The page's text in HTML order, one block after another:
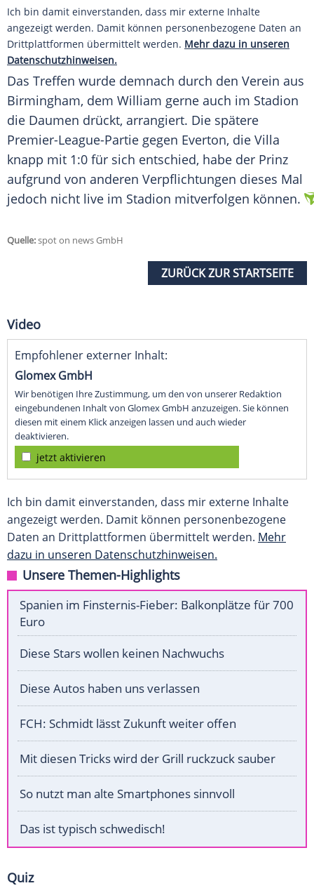
Ich bin damit einverstanden, dass mir externe Inhalte
angezeigt werden. Damit können personenbezogene Daten an
Drittplattformen übermittelt werden. Mehr dazu in unseren
Datenschutzhinweisen.
Das Treffen wurde demnach durch den Verein aus
Birmingham, dem William gerne auch im Stadion
die Daumen drückt, arrangiert. Die spätere
Premier-League-Partie gegen Everton, die Villa
knapp mit 1:0 für sich entschied, habe der Prinz
aufgrund von anderen Verpflichtungen dieses Mal
jedoch nicht live im Stadion mitverfolgen können.
Quelle:spot on news GmbH
ZURÜCK ZUR STARTSEITE
Video
Empfohlener externer Inhalt:
Glomex GmbH
Wir benötigen Ihre Zustimmung, um den von unserer Redaktion
eingebundenen Inhalt von Glomex GmbH anzuzeigen. Sie können
diesen mit einem Klick anzeigen lassen und auch wieder
deaktivieren.
jetzt aktivieren
Ich bin damit einverstanden, dass mir externe Inhalte
angezeigt werden. Damit können personenbezogene
Daten an Drittplattformen übermittelt werden. Mehr
dazu in unseren Datenschutzhinweisen.
Unsere Themen-Highlights
Spanien im Finsternis-Fieber: Balkonplätze für 700
Euro
Diese Stars wollen keinen Nachwuchs
Diese Autos haben uns verlassen
FCH: Schmidt lässt Zukunft weiter offen
Mit diesen Tricks wird der Grill ruckzuck sauber
So nutzt man alte Smartphones sinnvoll
Das ist typisch schwedisch!
Quiz